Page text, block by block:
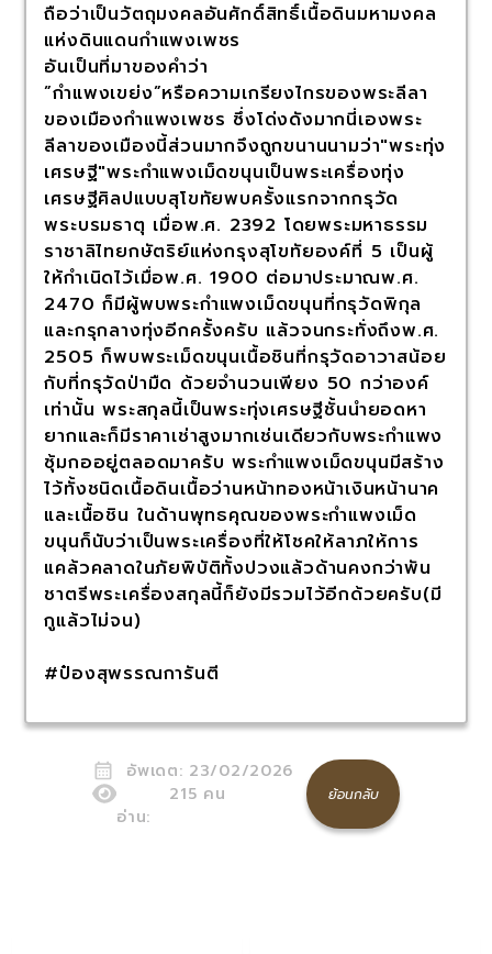
ถือว่าเป็นวัตถุมงคลอันศักดิ์สิทธิ์เนื้อดินมหามงคล
แห่งดินแดนกำแพงเพชร
อันเป็นที่มาของคำว่า
”กำแพงเขย่ง”หรือความเกรียงไกรของพระลีลา
ของเมืองกำแพงเพชร ซึ่งโด่งดังมากนี่เองพระ
ลีลาของเมืองนี้ส่วนมากจึงถูกขนานนามว่า"พระทุ่ง
เศรษฐี"พระกำแพงเม็ดขนุนเป็นพระเครื่องทุ่ง
เศรษฐีศิลปแบบสุโขทัยพบครั้งแรกจากกรุวัด
พระบรมธาตุ เมื่อพ.ศ. 2392 โดยพระมหาธรรม
ราชาลิไทยกษัตริย์แห่งกรุงสุโขทัยองค์ที่ 5 เป็นผู้
ให้กำเนิดไว้เมื่อพ.ศ. 1900 ต่อมาประมาณพ.ศ.
2470 ก็มีผู้พบพระกำแพงเม็ดขนุนที่กรุวัดพิกุล
และกรุกลางทุ่งอีกครั้งครับ แล้วจนกระทั่งถึงพ.ศ.
2505 ก็พบพระเม็ดขนุนเนื้อชินที่กรุวัดอาวาสน้อย
กับที่กรุวัดป่ามืด ด้วยจำนวนเพียง 50 กว่าองค์
เท่านั้น พระสกุลนี้เป็นพระทุ่งเศรษฐีชั้นนำยอดหา
ยากและก็มีราคาเช่าสูงมากเช่นเดียวกับพระกำแพง
ซุ้มกออยู่ตลอดมาครับ พระกำแพงเม็ดขนุนมีสร้าง
ไว้ทั้งชนิดเนื้อดินเนื้อว่านหน้าทองหน้าเงินหน้านาค
และเนื้อชิน ในด้านพุทธคุณของพระกำแพงเม็ด
ขนุนก็นับว่าเป็นพระเครื่องที่ให้โชคให้ลาภให้การ
แคล้วคลาดในภัยพิบัติทั้งปวงแล้วด้านคงกว่าพัน
ชาตรีพระเครื่องสกุลนี้ก็ยังมีรวมไว้อีกด้วยครับ(มี
กูแล้วไม่จน)
#ป๋องสุพรรณการันตี
อัพเดต: 23/02/2026
อ่าน:
215 คน ย้อนกลับ